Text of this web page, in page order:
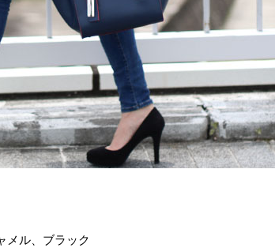
メル、ブラック